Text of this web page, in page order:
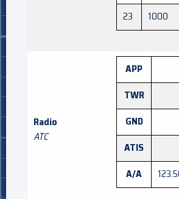
23
1000
Radio
ATC
APP
TWR
GND
ATIS
A/A